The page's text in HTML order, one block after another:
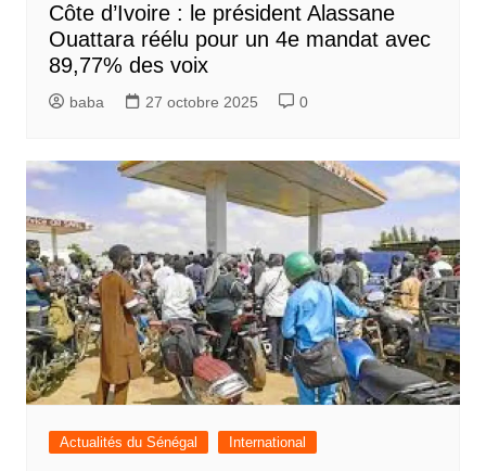
Côte d’Ivoire : le président Alassane
Ouattara réélu pour un 4e mandat avec
89,77% des voix
baba 27 octobre 2025 0
Actualités du Sénégal International